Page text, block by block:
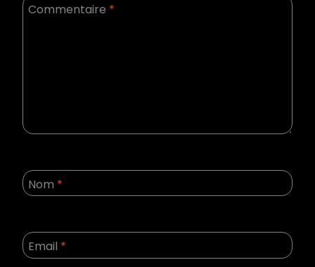
Commentaire *
Nom *
Email *